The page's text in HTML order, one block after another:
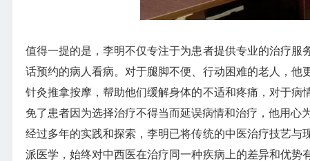
值得一提的是，李明不仅专注于为患者提供专业的治疗
话预约的病人看病。对于腿脚不便、行动困难的老人，
针灸推拿按摩，帮助他们缓解身体的不适和疼痛，对于
免了患者因为选择治疗不得当而延误病情和治疗，他用心
经过多年的实践和探索，李明已将传统的中医治疗技艺
派医学，始终对中西医在治疗同一种疾病上的差异和优